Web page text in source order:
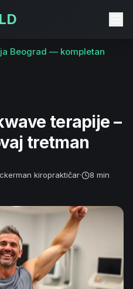
Beograd — kompletan
terapije –
tretman
kiropraktičar· 8 min